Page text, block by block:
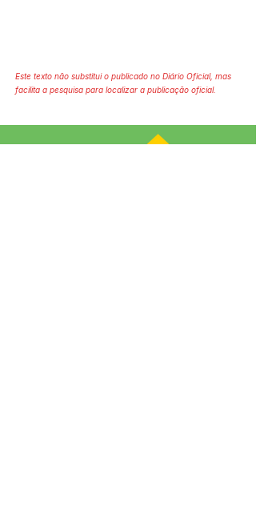
Este texto não substitui o publicado no Diário Oficial, mas
facilita a pesquisa para localizar a publicação oficial.